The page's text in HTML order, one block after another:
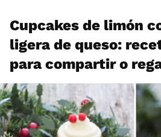
Cupcakes de limón
ligera de queso:
para compartir o